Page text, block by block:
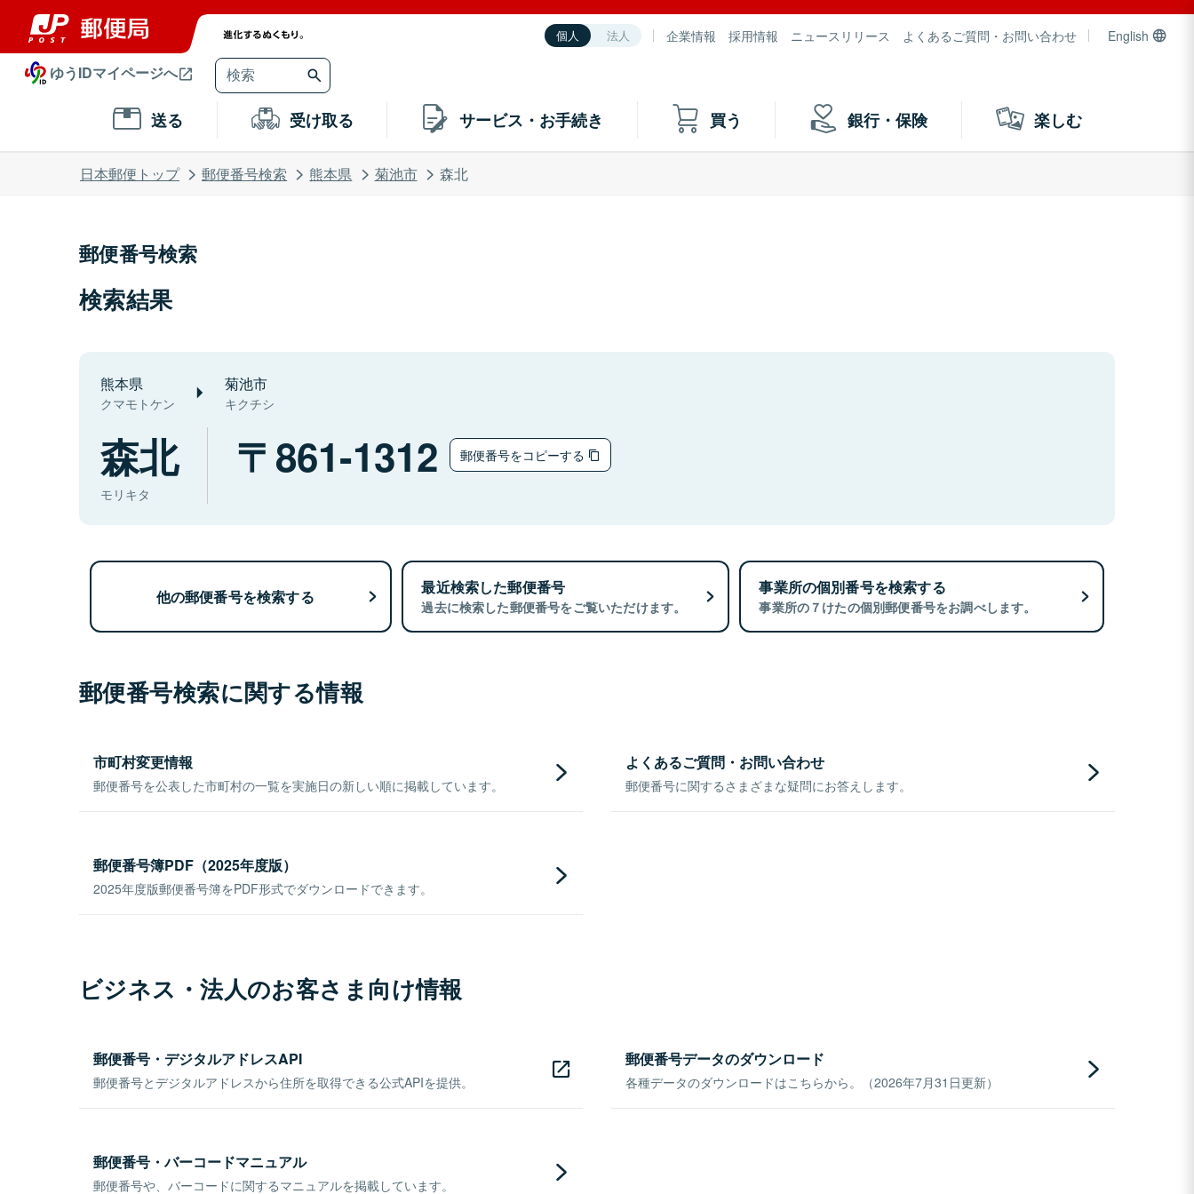
個人 法人 企業情報 採用情報 ニュースリリース よくあるご質問・お問い合わせ English
ゆうIDマイページへ
送る 受け取る サービス・お手続き 買う 銀行・保険 楽しむ
日本郵便トップ 郵便番号検索 熊本県 菊池市 森北
郵便番号検索
検索結果
熊本県
クマモトケン
菊池市
キクチシ
森北
モリキタ
861-1312 郵便番号をコピーする
他の郵便番号を検索する 最近検索した郵便番号
過去に検索した郵便番号をご覧いただけます。
事業所の個別番号を検索する
事業所の７けたの個別郵便番号をお調べします。
郵便番号検索に関する情報
市町村変更情報
郵便番号を公表した市町村の一覧を実施日の新しい順に掲載しています。
よくあるご質問・お問い合わせ
郵便番号に関するさまざまな疑問にお答えします。
郵便番号簿PDF（2025年度版）
2025年度版郵便番号簿をPDF形式でダウンロードできます。
ビジネス・法人のお客さま向け情報
郵便番号・デジタルアドレスAPI
郵便番号とデジタルアドレスから住所を取得できる公式APIを提供。
郵便番号データのダウンロード
各種データのダウンロードはこちらから。（2026年7月31日更新）
郵便番号・バーコードマニュアル
郵便番号や、バーコードに関するマニュアルを掲載しています。